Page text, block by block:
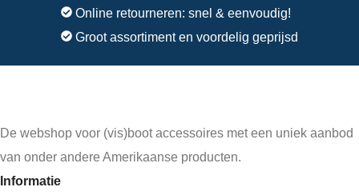
Online retourneren: snel & eenvoudig!
Groot assortiment en voordelig geprijsd
De webshop voor (vis)boot accessoires met een uniek aanbod
van onder andere Amerikaanse producten.
Informatie